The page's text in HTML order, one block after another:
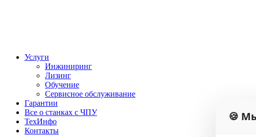
Услуги
Инжиниринг
Лизинг
Обучение
Сервисное обслуживание
Гарантии
Все о станках с ЧПУ
ТехИнфо
Контакты
🍪